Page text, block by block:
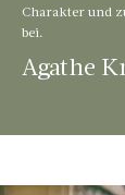
Charakter und
bei.
Agathe